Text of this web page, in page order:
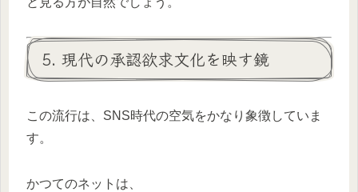
5. 現代の承認欲求文化を映す鏡
この流行は、SNS時代の空気をかなり象徴していま
す。
かつてのネットは、